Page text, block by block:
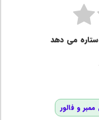
می دهد
و فالور